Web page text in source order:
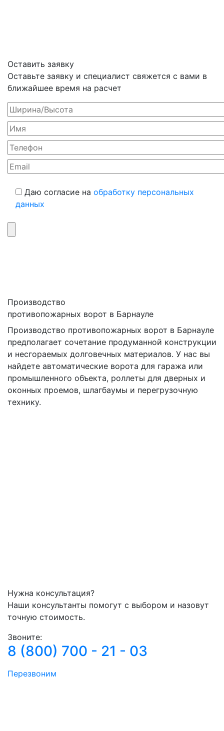
Оставить заявку
Оставьте заявку и специалист свяжется с вами в
ближайшее время на расчет
Даю согласие на обработку персональных
данных
Производство
противопожарных ворот в Барнауле
Производство противопожарных ворот в Барнауле
предполагает сочетание продуманной конструкции
и несгораемых долговечных материалов. У нас вы
найдете автоматические ворота для гаража или
промышленного объекта, роллеты для дверных и
оконных проемов, шлагбаумы и перегрузочную
технику.
Нужна консультация?
Наши консультанты помогут с выбором и назовут
точную стоимость.
Звоните:
8 (800) 700 - 21 - 03
Перезвоним